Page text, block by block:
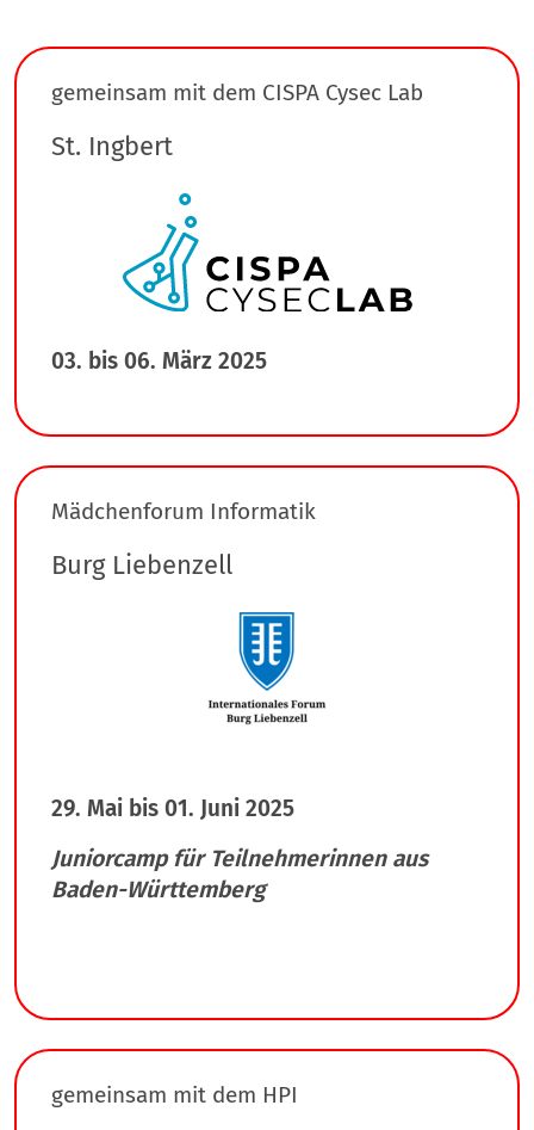
gemeinsam mit dem CISPA Cysec Lab
St. Ingbert
03. bis 06. März 2025
Mädchenforum Informatik
Burg Liebenzell
29. Mai bis 01. Juni 2025
Juniorcamp für Teilnehmerinnen aus
Baden-Württemberg
gemeinsam mit dem HPI